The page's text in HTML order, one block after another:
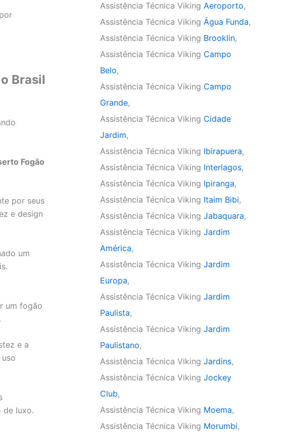
Brasil
Fogão
por seus
e design
um
um fogão
e a
de luxo.
Assistência Técnica Viking Aeroporto,
Assistência Técnica Viking Água Funda,
Assistência Técnica Viking Brooklin,
Assistência Técnica Viking Campo
Belo,
Assistência Técnica Viking Campo
Grande,
Assistência Técnica Viking Cidade
Jardim,
Assistência Técnica Viking Ibirapuera,
Assistência Técnica Viking Interlagos,
Assistência Técnica Viking Ipiranga,
Assistência Técnica Viking Itaim Bibi,
Assistência Técnica Viking Jabaquara,
Assistência Técnica Viking Jardim
América,
Assistência Técnica Viking Jardim
Europa,
Assistência Técnica Viking Jardim
Paulista,
Assistência Técnica Viking Jardim
Paulistano,
Assistência Técnica Viking Jardins,
Assistência Técnica Viking Jockey
Club,
Assistência Técnica Viking Moema,
Assistência Técnica Viking Morumbi,